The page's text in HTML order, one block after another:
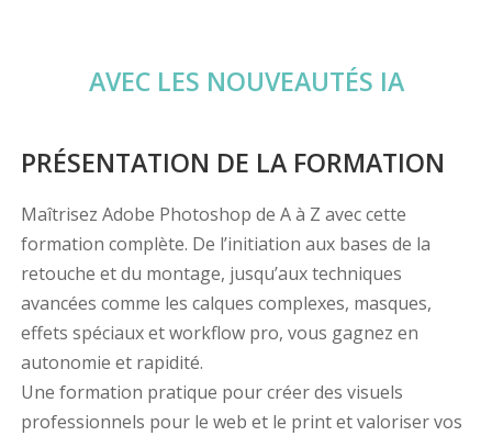
AVEC LES NOUVEAUTÉS IA
PRÉSENTATION DE LA FORMATION
Maîtrisez Adobe Photoshop de A à Z avec cette
formation complète. De l’initiation aux bases de la
retouche et du montage, jusqu’aux techniques
avancées comme les calques complexes, masques,
effets spéciaux et workflow pro, vous gagnez en
autonomie et rapidité.
Une formation pratique pour créer des visuels
professionnels pour le web et le print et valoriser vos